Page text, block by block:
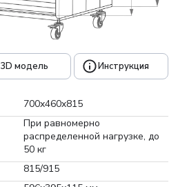
3D модель Инструкция
700x460x815
При равномерно
распределенной нагрузке, до
50 кг
815/915